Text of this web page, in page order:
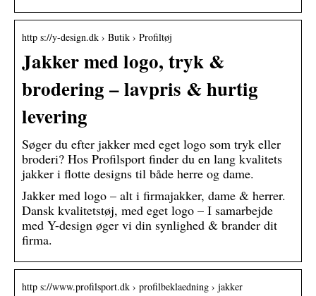
http s://y-design.dk › Butik › Profiltøj
Jakker med logo, tryk &
brodering – lavpris & hurtig
levering
Søger du efter jakker med eget logo som tryk eller
broderi? Hos Profilsport finder du en lang kvalitets
jakker i flotte designs til både herre og dame.
Jakker med logo – alt i firmajakker, dame & herrer.
Dansk kvalitetstøj, med eget logo – I samarbejde
med Y-design øger vi din synlighed & brander dit
firma.
http s://www.profilsport.dk › profilbeklaedning › jakker